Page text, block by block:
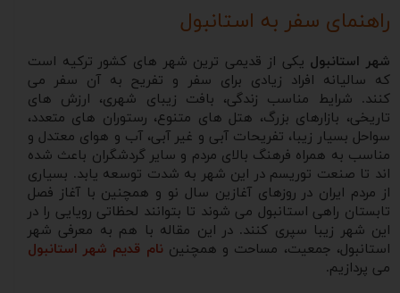
راهنمای سفر به استانبول
شهر استانبول یکی از قدیمی ترین شهر های کشور ترکیه است
که سالیانه افراد زیادی برای سفر و تفریح به آن سفر می
کنند. شرایط مناسب زندگی، بافت زیبای شهری، ارزش های
تاریخی، بازارهای بزرگ، هتل های متنوع، رستوران های متعدد،
سواحل بسیار زیبا، تفریحات آبی و غیر آبی، آب و هوای معتدل و
مناسب به همراه فرهنگ بالای مردم و سایر گردشگران باعث شده
اند تا صنعت توریسم در این شهر به شدت توسعه یابد. بسیاری
از مردم ایران در روزهای آغازین سال نو و همچنین با آغاز فصل
تابستان راهی استانبول می شوند تا بتوانند لحظاتی رویایی را در
این شهر زیبا سپری کنند. در این مقاله با هم به معرفی شهر
استانبول، جمعیت، مساحت و همچنین نام قدیم شهر استانبول
می پردازیم.